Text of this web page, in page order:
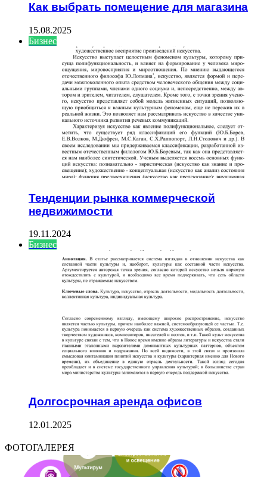
Как выбрать помещение для магазина
15.08.2025
Бизнес
Тенденции рынка коммерческой
недвижимости
19.11.2024
Бизнес
Долгосрочная аренда офисов
12.01.2025
ФОТОГАЛЕРЕЯ